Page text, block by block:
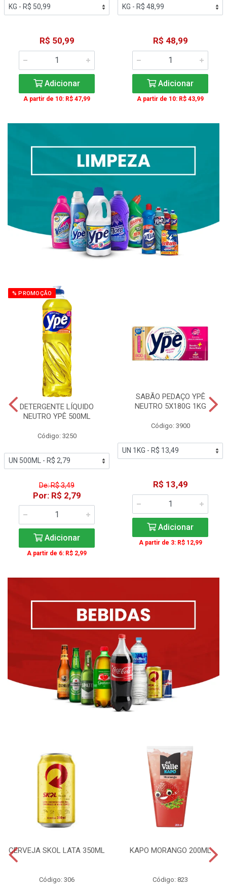
R$ 50,99
Adicionar
A partir de 10: R$ 47,99
R$ 48,99
Adicionar
A partir de 10: R$ 43,99
% PROMOÇÃO
DETERGENTE LÍQUIDO
NEUTRO YPÊ 500ML
Código: 3250
De: R$ 3,49
Por: R$ 2,79
Adicionar
A partir de 6: R$ 2,99
SABÃO PEDAÇO YPÊ
NEUTRO 5X180G 1KG
Código: 3900
R$ 13,49
Adicionar
A partir de 3: R$ 12,99
CERVEJA SKOL LATA 350ML
Código: 306
KAPO MORANGO 200ML
Código: 823